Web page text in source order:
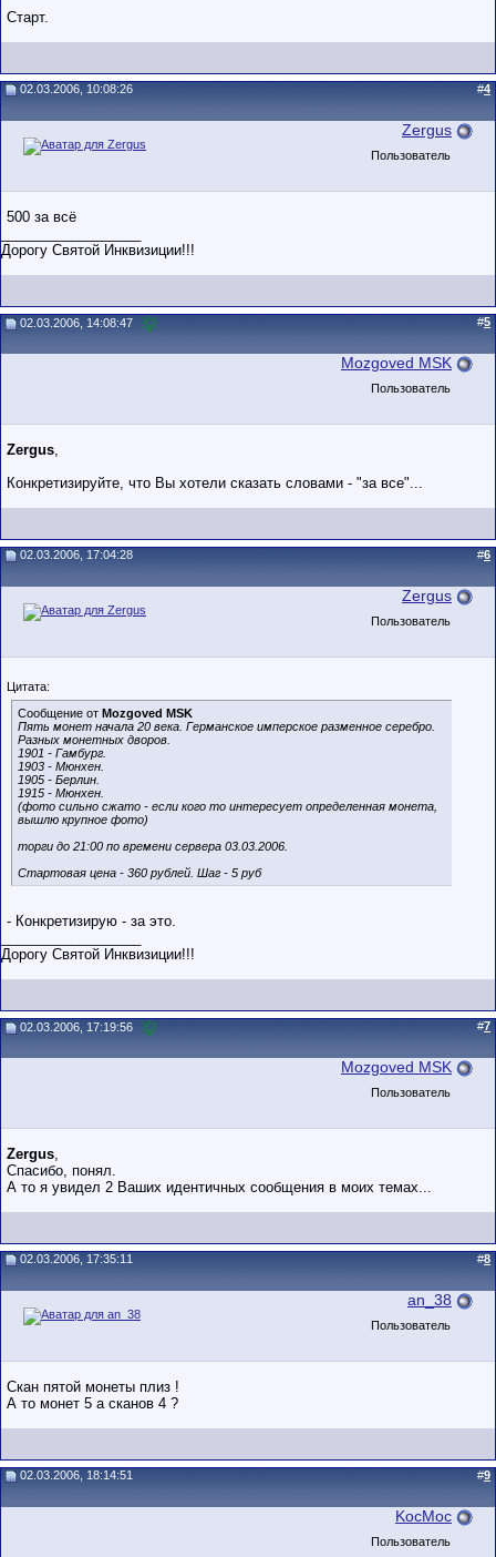
Старт.
02.03.2006, 10:08:26 #4
Zergus
Пользователь
500 за всё
Дорогу Святой Инквизиции!!!
02.03.2006, 14:08:47 #5
Mozgoved MSK
Пользователь
Zergus,
Конкретизируйте, что Вы хотели сказать словами - "за все"...
02.03.2006, 17:04:28 #6
Zergus
Пользователь
Цитата:
Сообщение от Mozgoved MSK
Пять монет начала 20 века. Германское имперское разменное серебро.
Разных монетных дворов.
1901 - Гамбург.
1903 - Мюнхен.
1905 - Берлин.
1915 - Мюнхен.
(фото сильно сжато - если кого то интересует определенная монета,
вышлю крупное фото)
торги до 21:00 по времени сервера 03.03.2006.
Стартовая цена - 360 рублей. Шаг - 5 руб
- Конкретизирую - за это.
Дорогу Святой Инквизиции!!!
02.03.2006, 17:19:56 #7
Mozgoved MSK
Пользователь
Zergus,
Спасибо, понял.
А то я увидел 2 Ваших идентичных сообщения в моих темах...
02.03.2006, 17:35:11 #8
an_38
Пользователь
Скан пятой монеты плиз !
А то монет 5 а сканов 4 ?
02.03.2006, 18:14:51 #9
KocMoc
Пользователь